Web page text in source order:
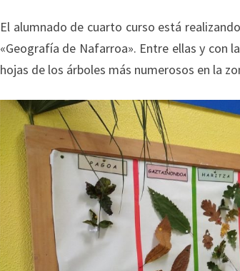
El alumnado de cuarto curso está
«Geografía de Nafarroa». Entre ellas y con
hojas de los árboles más numerosos en la